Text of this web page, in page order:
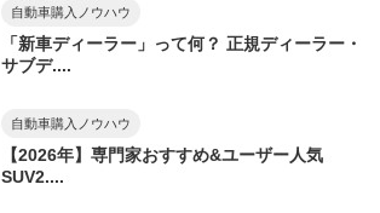
自動車購入ノウハウ
「新車ディーラー」って何？ 正規ディーラー・
サブデ....
自動車購入ノウハウ
【2026年】専門家おすすめ&ユーザー人気
SUV2....